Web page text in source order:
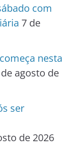
com
7 de
nesta
agosto de
ser
de 2026